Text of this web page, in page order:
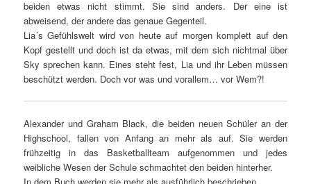
beiden etwas nicht stimmt. Sie sind anders. Der eine ist
abweisend, der andere das genaue Gegenteil.
Lia´s Gefühlswelt wird von heute auf morgen komplett auf den
Kopf gestellt und doch ist da etwas, mit dem sich nichtmal über
Sky sprechen kann. Eines steht fest, Lia und ihr Leben müssen
beschützt werden. Doch vor was und vorallem… vor Wem?!
Alexander und Graham Black, die beiden neuen Schüler an der
Highschool, fallen von Anfang an mehr als auf. Sie werden
frühzeitig in das Basketballteam aufgenommen und jedes
weibliche Wesen der Schule schmachtet den beiden hinterher.